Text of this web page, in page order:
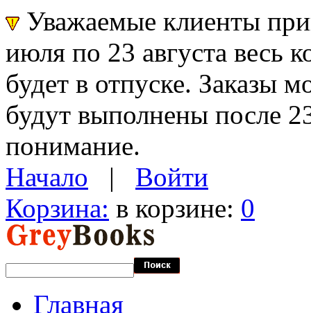
Уважаемые клиенты
июля по 23 августа весь
будет в отпуске. Заказы
будут выполнены после
понимание.
Начало | Войти
Корзина: в корзине: 0
Главная